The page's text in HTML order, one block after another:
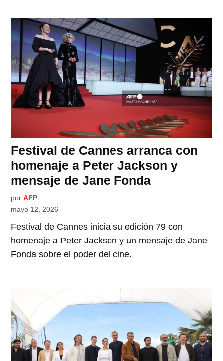
Festival de Cannes arranca con
homenaje a Peter Jackson y
mensaje de Jane Fonda
por AFP
mayo 12, 2026
Festival de Cannes inicia su edición 79 con
homenaje a Peter Jackson y un mensaje de Jane
Fonda sobre el poder del cine.